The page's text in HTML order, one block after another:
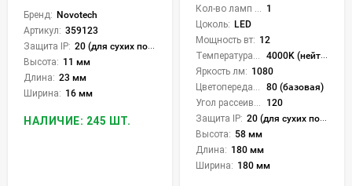
Бренд: Novotech
Артикул: 359123
Защита IP: 20 (для сухих пом.)
Высота: 11 мм
Длина: 23 мм
Ширина: 16 мм
НАЛИЧИЕ: 245 ШТ.
Кол-во ламп или LED: 1
Цоколь: LED
Мощность вт: 12
Температура света:
4000K (нейтральный)
Яркость лм: 1080
Цветопередача (CRI):
80 (базовая)
Угол рассеивания света °:
120
Защита IP: 20 (для сухих пом.)
Высота: 58 мм
Длина: 180 мм
Ширина: 180 мм